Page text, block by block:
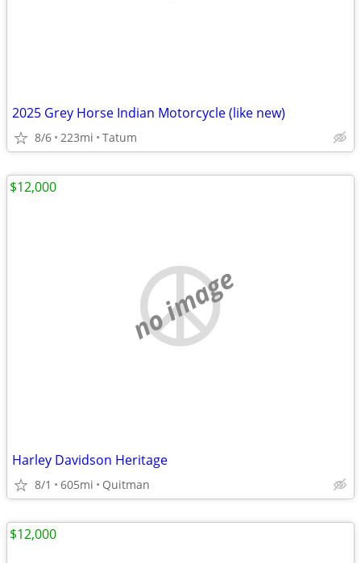
2025 Grey Horse Indian Motorcycle (like new)
8/6 223mi Tatum
no image
Harley Davidson Heritage
8/1 605mi Quitman
$12,000
$12,000